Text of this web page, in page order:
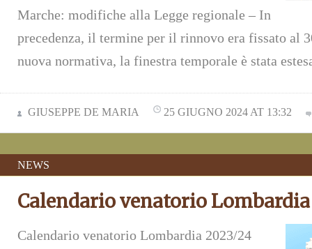
Marche: modifiche alla Legge regionale – In
precedenza, il termine per il rinnovo era fissato al
nuova normativa, la finestra temporale è stata
GIUSEPPE DE MARIA 25 GIUGNO 2024 AT 13:32
NEWS
Calendario venatorio Lombardia
Calendario venatorio Lombardia 2023/24